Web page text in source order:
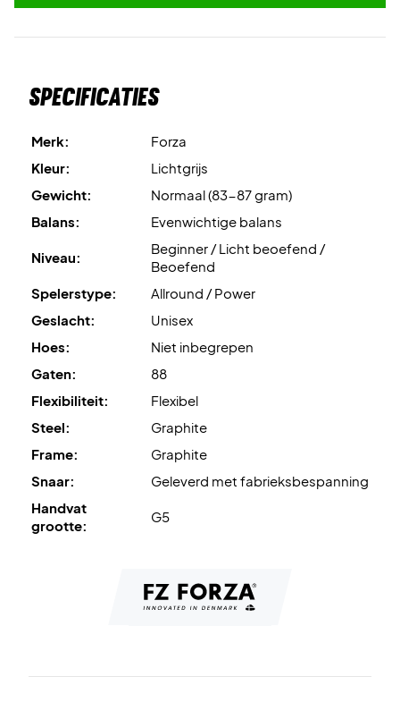
Specificaties
Merk:
Forza
Kleur:
Lichtgrijs
Gewicht:
Normaal (83-87 gram)
Balans:
Evenwichtige balans
Niveau:
Beginner / Licht beoefend /
Beoefend
Spelerstype:
Allround / Power
Geslacht:
Unisex
Hoes:
Niet inbegrepen
Gaten:
88
Flexibiliteit:
Flexibel
Steel:
Graphite
Frame:
Graphite
Snaar:
Geleverd met fabrieksbespanning
Handvat
grootte:
G5